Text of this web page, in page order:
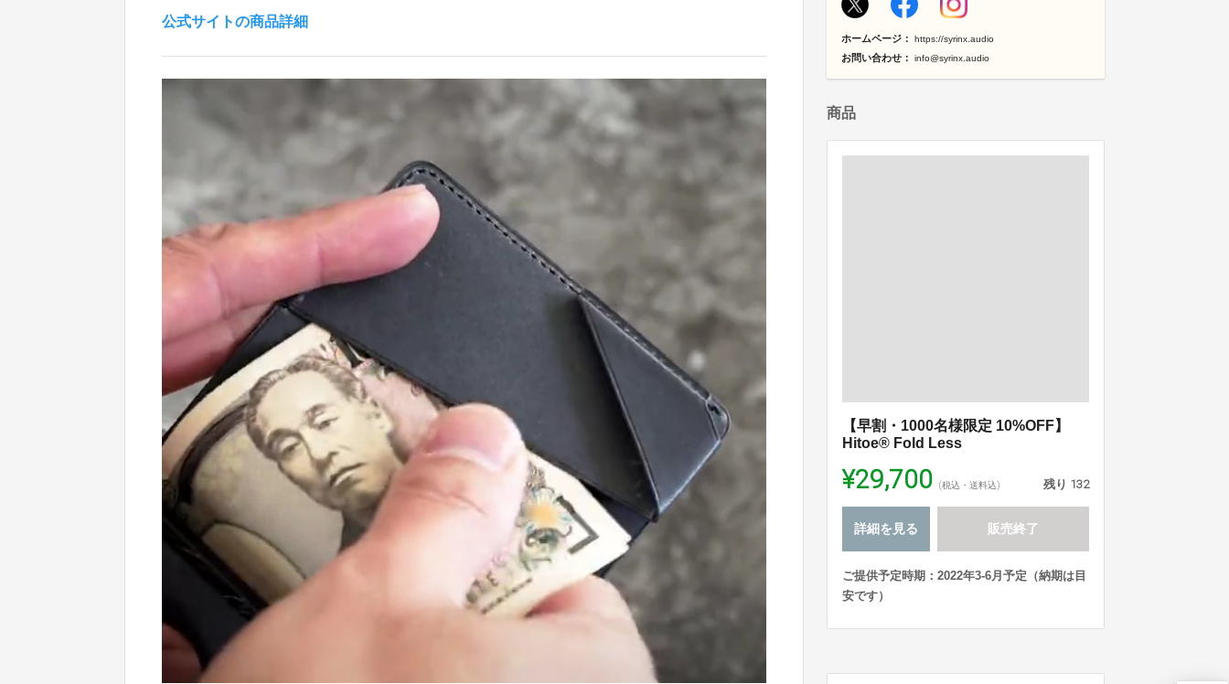
公式サイトの商品詳細
ホームページ： https://syrinx.audio
お問い合わせ： info@syrinx.audio
商品
【早割・1000名様限定 10%OFF】
Hitoe® Fold Less
¥29,700 (税込・送料込) 残り 132
詳細を見る 販売終了
ご提供予定時期：2022年3-6月予定（納期は目
安です）